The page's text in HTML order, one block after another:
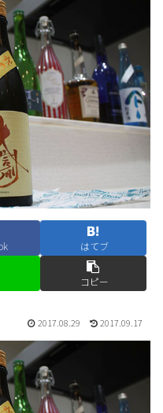
はてブ
コピー
2017.08.29 2017.09.17